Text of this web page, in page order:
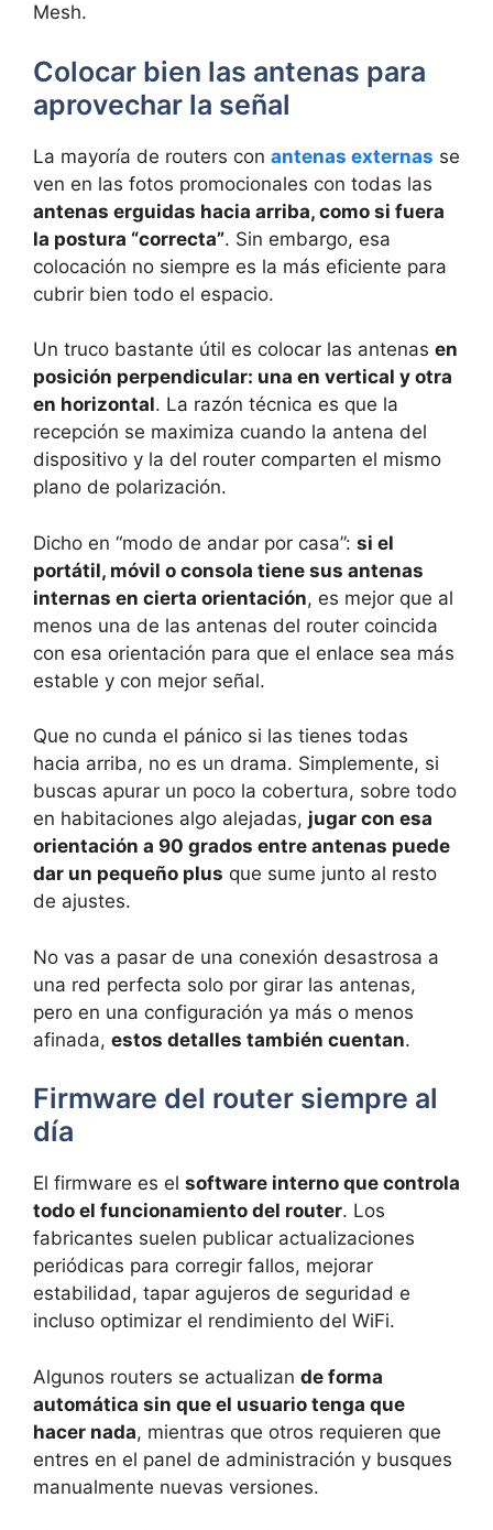
Mesh.
Colocar bien las antenas para
aprovechar la señal
La mayoría de routers con antenas externas se
ven en las fotos promocionales con todas las
antenas erguidas hacia arriba, como si fuera
la postura “correcta”. Sin embargo, esa
colocación no siempre es la más eficiente para
cubrir bien todo el espacio.
Un truco bastante útil es colocar las antenas en
posición perpendicular: una en vertical y otra
en horizontal. La razón técnica es que la
recepción se maximiza cuando la antena del
dispositivo y la del router comparten el mismo
plano de polarización.
Dicho en “modo de andar por casa”: si el
portátil, móvil o consola tiene sus antenas
internas en cierta orientación, es mejor que al
menos una de las antenas del router coincida
con esa orientación para que el enlace sea más
estable y con mejor señal.
Que no cunda el pánico si las tienes todas
hacia arriba, no es un drama. Simplemente, si
buscas apurar un poco la cobertura, sobre todo
en habitaciones algo alejadas, jugar con esa
orientación a 90 grados entre antenas puede
dar un pequeño plus que sume junto al resto
de ajustes.
No vas a pasar de una conexión desastrosa a
una red perfecta solo por girar las antenas,
pero en una configuración ya más o menos
afinada, estos detalles también cuentan.
Firmware del router siempre al
día
El firmware es el software interno que controla
todo el funcionamiento del router. Los
fabricantes suelen publicar actualizaciones
periódicas para corregir fallos, mejorar
estabilidad, tapar agujeros de seguridad e
incluso optimizar el rendimiento del WiFi.
Algunos routers se actualizan de forma
automática sin que el usuario tenga que
hacer nada, mientras que otros requieren que
entres en el panel de administración y busques
manualmente nuevas versiones.